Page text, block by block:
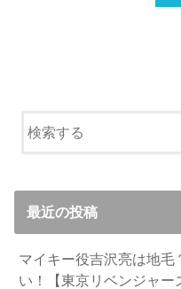
最近の投稿
マイキー役吉沢亮は地
い！【東京リベンジャー